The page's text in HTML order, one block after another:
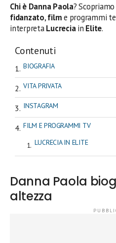
Chi è Danna Paola?
fidanzato,filme programmi
interpretaLucreciain Elite.
Contenuti
BIOGRAFIA
VITA PRIVATA
INSTAGRAM
FILM E PROGRAMMI TV
LUCRECIA IN ELITE
Danna Paola
altezza